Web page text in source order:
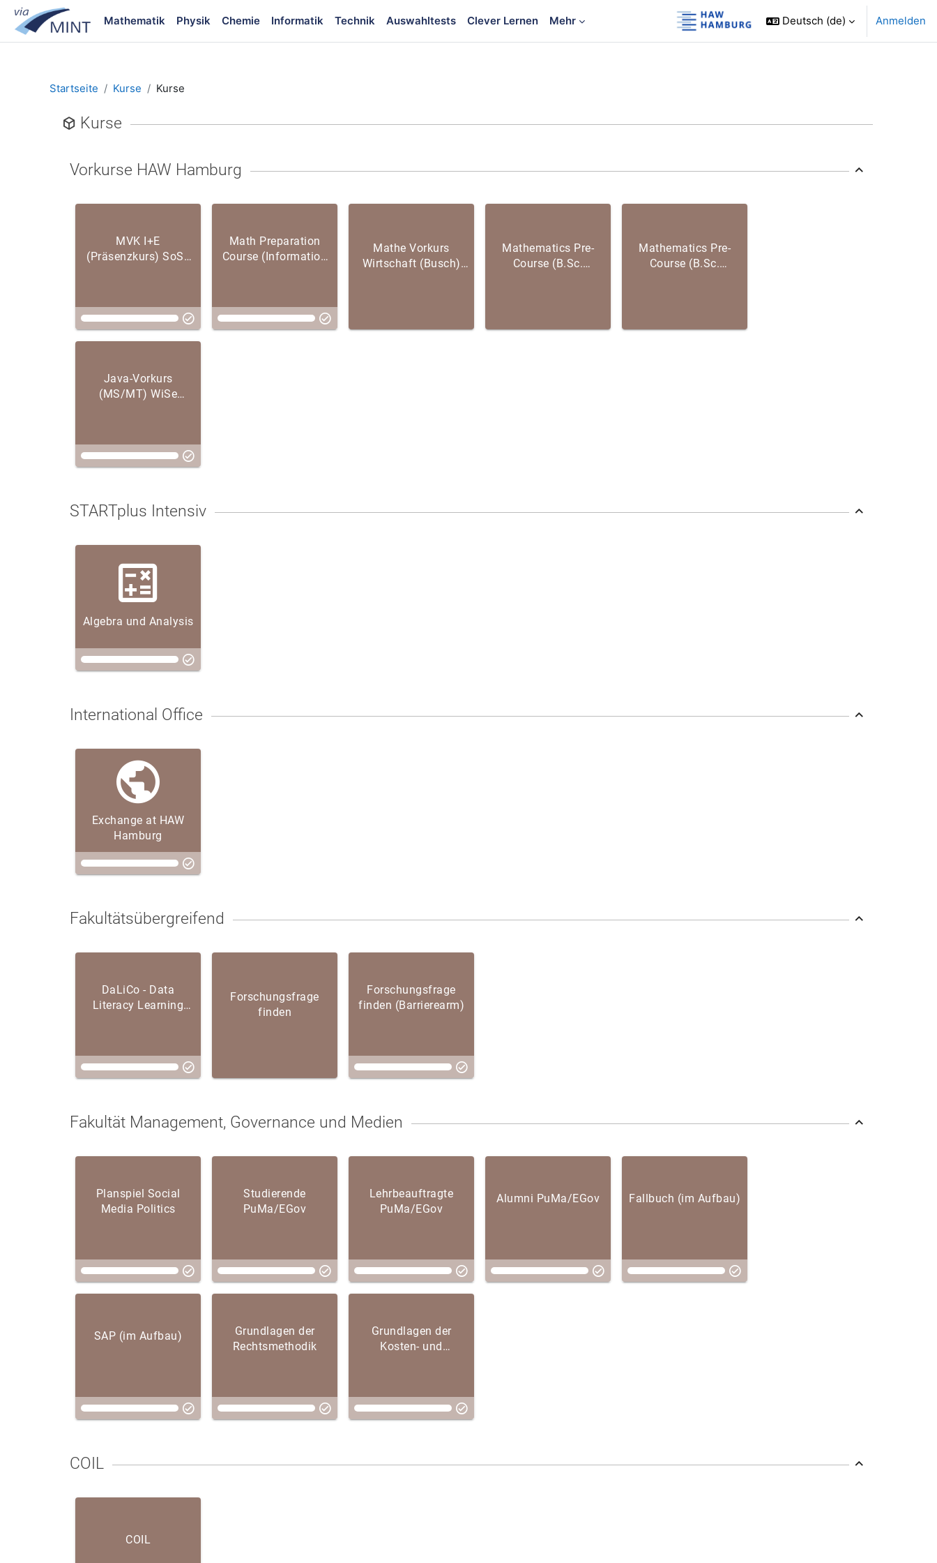
Zum Hauptinhalt
Mathematik
Physik Chemie Informatik Technik Auswahltests Clever Lernen Mehr Deutsch ‎(de)‎ Anmelden
Startseite Kurse Kurse
Blöcke
Kurse
Vorkurse HAW Hamburg
MVK I+E
(Präsenzkurs) SoSe
Math Preparation
Course (Information
Mathe Vorkurs
Wirtschaft (Busch)
Mathematics Pre-
Course (B.Sc.
Mathematics Pre-
Course (B.Sc.
Java-Vorkurs
(MS/MT) WiSe
STARTplus Intensiv
Algebra und Analysis
International Office
Exchange at HAW
Hamburg
Fakultätsübergreifend
DaLiCo - Data
Literacy Learning
Forschungsfrage
finden
Forschungsfrage
finden (Barrierearm)
Fakultät Management, Governance und Medien
Planspiel Social
Media Politics
Studierende
PuMa/EGov
Lehrbeauftragte
PuMa/EGov
Alumni PuMa/EGov Fallbuch (im Aufbau)
SAP (im Aufbau)
Grundlagen der
Rechtsmethodik
Grundlagen der
Kosten- und
COIL
COIL